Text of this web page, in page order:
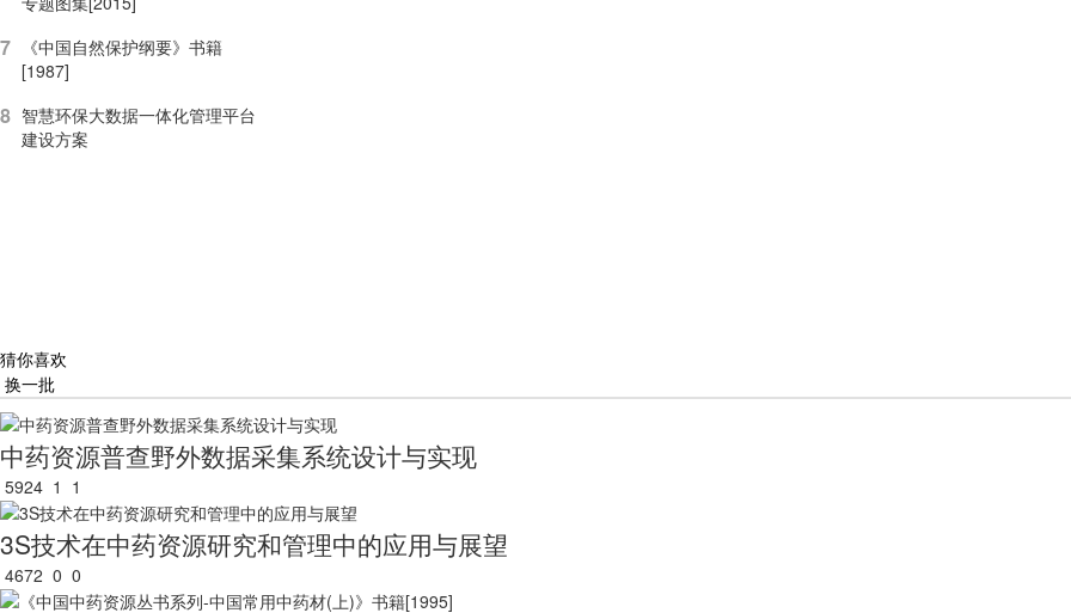
7
《中国自然保护纲要》书籍
[1987]
8 智慧环保大数据一体化管理平台
建设方案
猜你喜欢
换一批
中药资源普查野外数据采集系统设计与实现
5924 1 1
3S技术在中药资源研究和管理中的应用与展望
4672 0 0